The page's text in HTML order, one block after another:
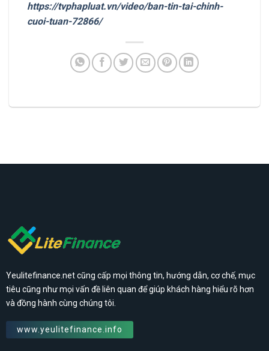
https://tvphapluat.vn/video/ban-tin-tai-chinh-
cuoi-tuan-72866/
Yeulitefinance.net cũng cấp mọi thông tin, hướng dẫn, cơ chế, mục
tiêu cũng như mọi vấn đề liên quan để giúp khách hàng hiểu rõ hơn
và đồng hành cùng chúng tôi.
www.yeulitefinance.info